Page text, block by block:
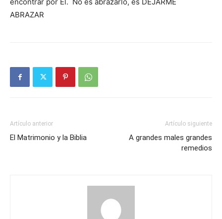
ABRAZAR
Artículo anterior
El Matrimonio y la Biblia
Artículo siguiente
A grandes males grandes
remedios